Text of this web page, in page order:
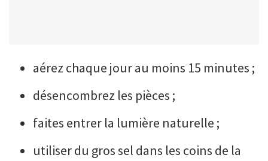
aérez chaque jour au moins 15 minutes ;
désencombrez les pièces ;
faites entrer la lumière naturelle ;
utiliser du gros sel dans les coins de la